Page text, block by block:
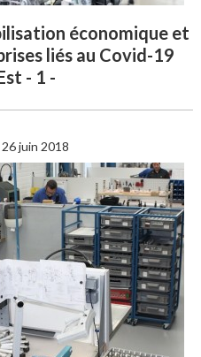
économique et
liés au Covid-19
- 1 -
26 juin 2018